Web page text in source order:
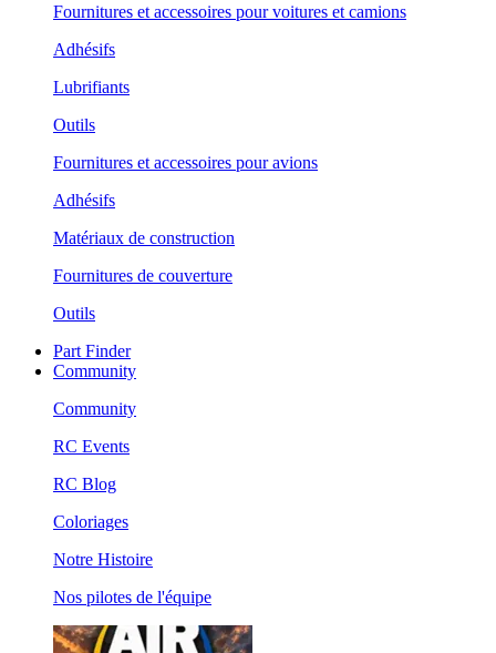
Fournitures et accessoires pour voitures et camions
Adhésifs
Lubrifiants
Outils
Fournitures et accessoires pour avions
Adhésifs
Matériaux de construction
Fournitures de couverture
Outils
Part Finder
Community
Community
RC Events
RC Blog
Coloriages
Notre Histoire
Nos pilotes de l'équipe